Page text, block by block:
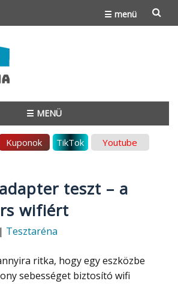
☰ menü
☰ MENÜ
Kuponok TikTok Youtube
teszt – a
wifiért
Tesztaréna
ritka, hogy egy eszközbe
sebességet biztosító wifi